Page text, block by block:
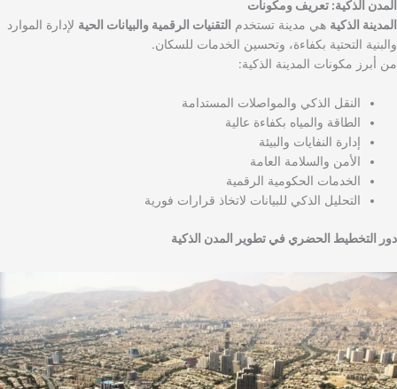
المدن الذكية: تعريف ومكونات
المدينة الذكية هي مدينة تستخدم التقنيات الرقمية والبيانات الحية لإدارة الموارد
والبنية التحتية بكفاءة، وتحسين الخدمات للسكان.
من أبرز مكونات المدينة الذكية:
النقل الذكي والمواصلات المستدامة
الطاقة والمياه بكفاءة عالية
إدارة النفايات والبيئة
الأمن والسلامة العامة
الخدمات الحكومية الرقمية
التحليل الذكي للبيانات لاتخاذ قرارات فورية
دور التخطيط الحضري في تطوير المدن الذكية